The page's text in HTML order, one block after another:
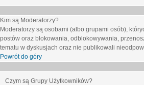
Kim są Moderatorzy?
Moderatorzy są osobami (albo grupami osób),
postów oraz blokowania, odblokowywania,
tematu w dyskusjach oraz nie publikowali
Powrót do góry
Czym są Grupy Użytkowników?